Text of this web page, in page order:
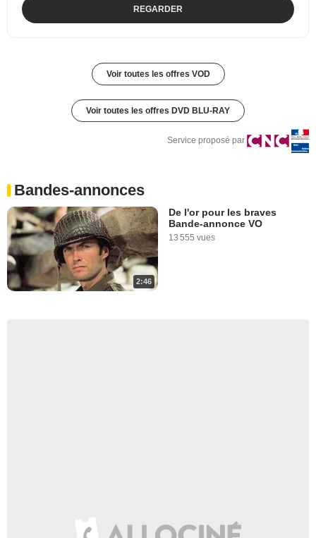
REGARDER
Voir toutes les offres VOD
Voir toutes les offres DVD BLU-RAY
Service proposé par
Bandes-annonces
2:46
De l'or pour les braves
Bande-annonce VO
13 555 vues